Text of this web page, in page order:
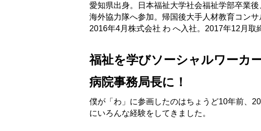
愛知県出身。日本福祉大学社会福祉学部卒業
海外協力隊へ参加。帰国後大手人材教育コンサ
2016年4月株式会社 わ へ入社。2017年12月取
福祉を学びソーシャルワーカ
病院事務局長に！
僕が「わ」に参画したのはちょうど10年前、
にいろんな経験をしてきました。